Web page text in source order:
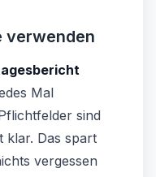
verwenden
Mal
sind
klar. Das spart
vergessen